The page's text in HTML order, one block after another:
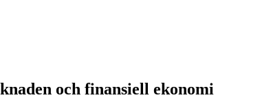
och finansiell ekonomi